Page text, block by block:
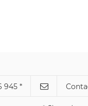
945 *